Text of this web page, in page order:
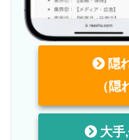
隠
（隠
大手,